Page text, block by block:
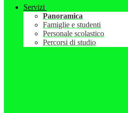
Servizi
Panoramica
Famiglie e studenti
Personale scolastico
Percorsi di studio